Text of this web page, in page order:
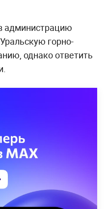
администрацию
горно-
однако ответить